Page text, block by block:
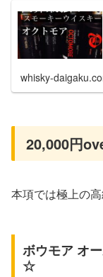
whisky-
20,000円
本項では極上の
ボウモア オ
☆